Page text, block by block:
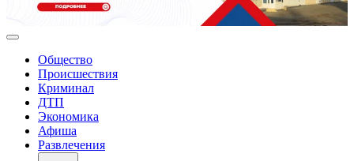
Общество
Происшествия
Криминал
ДТП
Экономика
Афиша
Развлечения